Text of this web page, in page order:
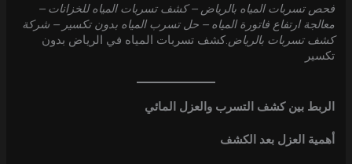
فحص تسربات المياه بالرياض – كشف تسربات المياه للخزانات –
معالجة ارتفاع فاتورة المياه – حل تسرب المياه بدون تكسير – شركة
كشف تسربات بالرياض .كشف تسربات المياه في الرياض بدون
تكسير
الربط بين كشف التسرب والعزل المائي
أهمية العزل بعد الكشف